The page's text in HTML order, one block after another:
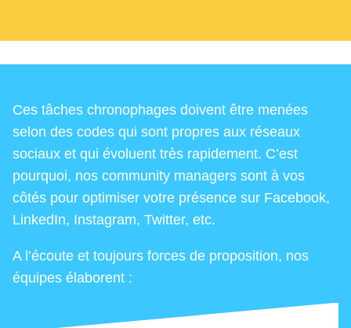
Ces tâches chronophages doivent être menées
selon des codes qui sont propres aux réseaux
sociaux et qui évoluent très rapidement. C’est
pourquoi, nos community managers sont à vos
côtés pour optimiser votre présence sur Facebook,
LinkedIn, Instagram, Twitter, etc.
A l’écoute et toujours forces de proposition, nos
équipes élaborent :